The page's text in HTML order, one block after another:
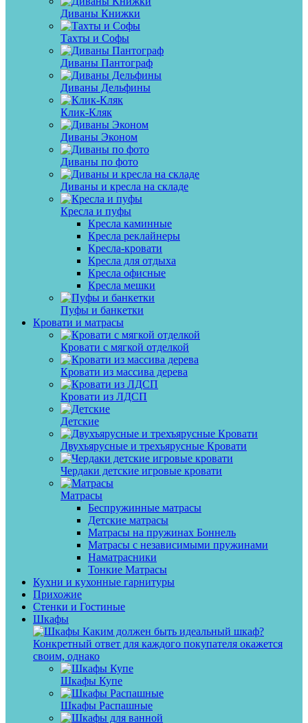
Диваны Книжки
Тахты и Софы
Диваны Пантограф
Диваны Дельфины
Клик-Кляк
Диваны Эконом
Диваны по фото
Диваны и кресла на складе
Кресла и пуфы
Кресла каминные
Кресла реклайнеры
Кресла-кровати
Кресла для отдыха
Кресла офисные
Кресла мешки
Пуфы и банкетки
Кровати и матрасы
Кровати с мягкой отделкой
Кровати из массива дерева
Кровати из ЛДСП
Детские
Двухъярусные и трехъярусные Кровати
Чердаки детские игровые кровати
Матрасы
Беспружинные матрасы
Детские матрасы
Матрасы на пружинах Боннель
Матрасы с независимыми пружинами
Наматрасники
Тонкие Матрасы
Кухни и кухонные гарнитуры
Прихожие
Стенки и Гостиные
Шкафы
Каким должен быть идеальный шкаф?
Конкретный ответ для каждого покупателя окажется
своим, однако
Шкафы Купе
Шкафы Распашные